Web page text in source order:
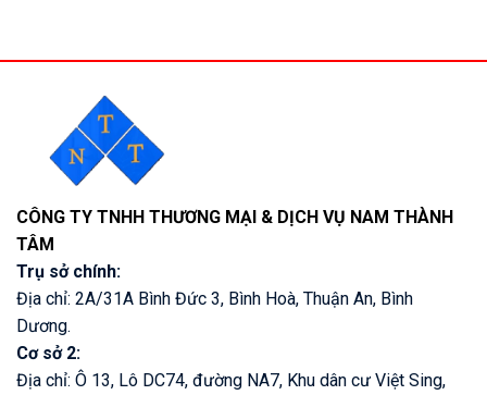
CÔNG TY TNHH THƯƠNG MẠI & DỊCH VỤ NAM THÀNH
TÂM
Trụ sở chính:
Địa chỉ: 2A/31A Bình Đức 3, Bình Hoà, Thuận An, Bình
Dương.
Cơ sở 2:
Địa chỉ: Ô 13, Lô DC74, đường NA7, Khu dân cư Việt Sing,